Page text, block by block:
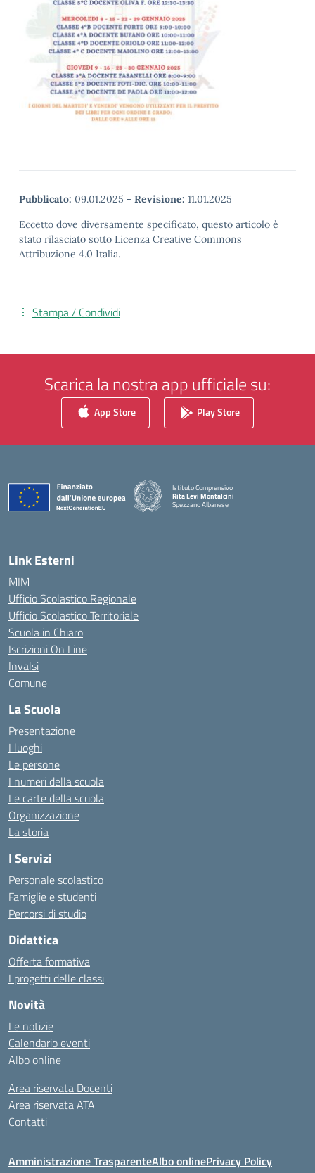
Pubblicato: 09.01.2025 - Revisione: 11.01.2025
Eccetto dove diversamente specificato, questo articolo è
stato rilasciato sotto Licenza Creative Commons
Attribuzione 4.0 Italia.
Stampa / Condividi
Scarica la nostra app ufficiale su:
App Store Play Store
Istituto Comprensivo
Rita Levi Montalcini
Spezzano Albanese
— Visita la pagina iniziale della scuola
Link Esterni
MIM
Ufficio Scolastico Regionale
Ufficio Scolastico Territoriale
Scuola in Chiaro
Iscrizioni On Line
Invalsi
Comune
La Scuola
Presentazione
I luoghi
Le persone
I numeri della scuola
Le carte della scuola
Organizzazione
La storia
I Servizi
Personale scolastico
Famiglie e studenti
Percorsi di studio
Didattica
Offerta formativa
I progetti delle classi
Novità
Le notizie
Calendario eventi
Albo online
Area riservata Docenti
Area riservata ATA
Contatti
Amministrazione TrasparenteAlbo onlinePrivacy Policy